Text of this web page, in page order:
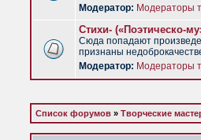
Модератор: Модераторы
Стихи- («Поэтическо-
Сюда попадают
признаны
Модератор: Модераторы
Список форумов » Творческие